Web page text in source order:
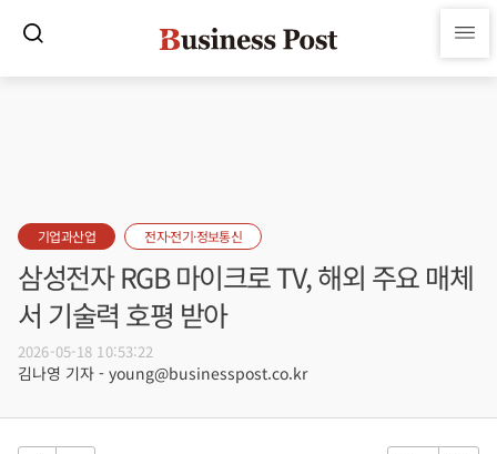
기업과산업 전자·전기·정보통신
삼성전자 RGB 마이크로 TV, 해외 주요 매체
서 기술력 호평 받아
2026-05-18 10:53:22
김나영 기자 - young@businesspost.co.kr